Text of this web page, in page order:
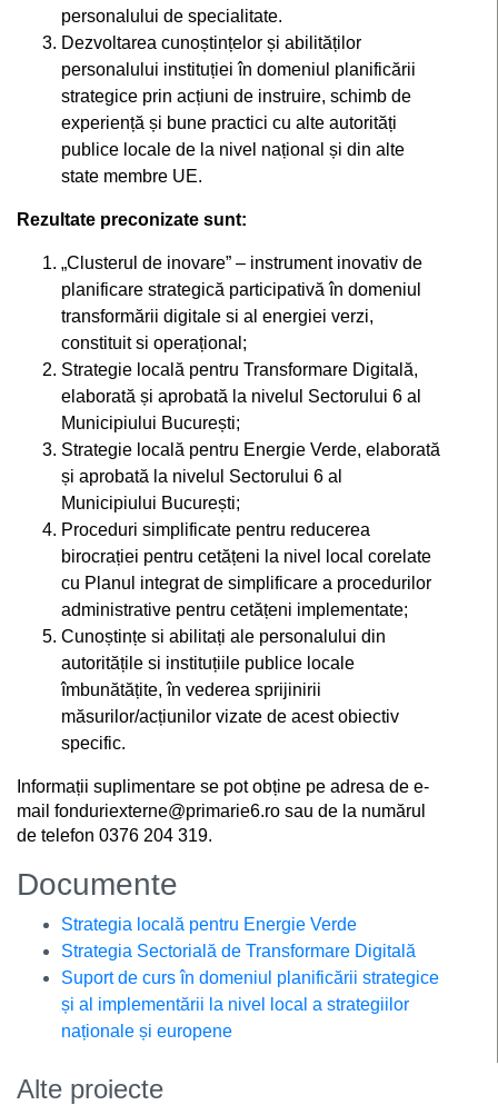
personalului de specialitate.
Dezvoltarea cunoștințelor și abilităților
personalului instituției în domeniul planificării
strategice prin acțiuni de instruire, schimb de
experiență și bune practici cu alte autorități
publice locale de la nivel național și din alte
state membre UE.
Rezultate preconizate sunt:
„Clusterul de inovare” – instrument inovativ de
planificare strategică participativă în domeniul
transformării digitale si al energiei verzi,
constituit si operațional;
Strategie locală pentru Transformare Digitală,
elaborată și aprobată la nivelul Sectorului 6 al
Municipiului București;
Strategie locală pentru Energie Verde, elaborată
și aprobată la nivelul Sectorului 6 al
Municipiului București;
Proceduri simplificate pentru reducerea
birocrației pentru cetățeni la nivel local corelate
cu Planul integrat de simplificare a procedurilor
administrative pentru cetățeni implementate;
Cunoștințe si abilitați ale personalului din
autoritățile si instituțiile publice locale
îmbunătățite, în vederea sprijinirii
măsurilor/acțiunilor vizate de acest obiectiv
specific.
Informații suplimentare se pot obține pe adresa de e-
mail fonduriexterne@primarie6.ro sau de la numărul
de telefon 0376 204 319.
Documente
Strategia locală pentru Energie Verde
Strategia Sectorială de Transformare Digitală
Suport de curs în domeniul planificării strategice
și al implementării la nivel local a strategiilor
naționale și europene
Alte proiecte